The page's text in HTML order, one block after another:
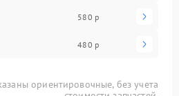
580 р
480 р
ориентировочные, без учета